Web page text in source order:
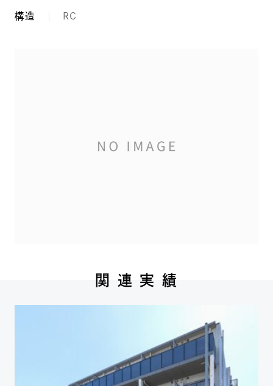
構造 RC
関 連 実 績